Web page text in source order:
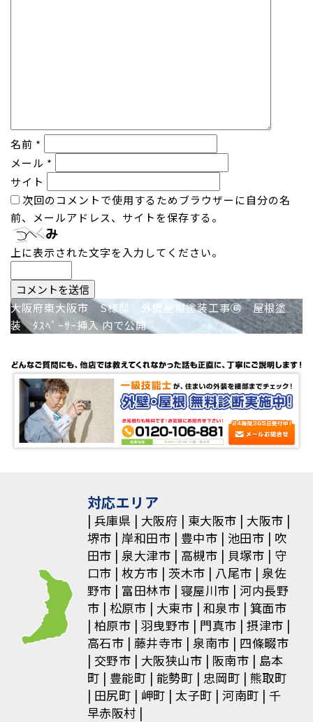
名前 *
メール *
サイト
次回のコメントで使用するためブラウザーに自分の名
前、メールアドレス、サイトを保存する。
上に表示された文字を入力してください。
投
稿
ナ
ビ
ゲ
ー
大阪府東大阪市 S様邸 外壁屋根塗装工事⑥ 屋根塗
装 ﾀｽﾍﾟｰｻｰ挿入内で公開
対応エリア
兵庫県 大阪府 東大阪市
大阪市
堺市
岸和田市 豊中市 池田市
吹
田市
泉大津市 高槻市 貝塚市
守
口市
枚方市 茨木市 八尾市
泉佐
野市
富田林市 寝屋川市
河内長野
市
松原市 大東市 和泉市 箕面市
柏原市 羽曳野市 門真市
摂津市
高石市
藤井寺市 泉南市
四條畷市
交野市
大阪狭山市 阪南市
島本
町
豊能町 能勢町 忠岡町 熊取町
田尻町
岬町 太子町 河南町
千
早赤阪村